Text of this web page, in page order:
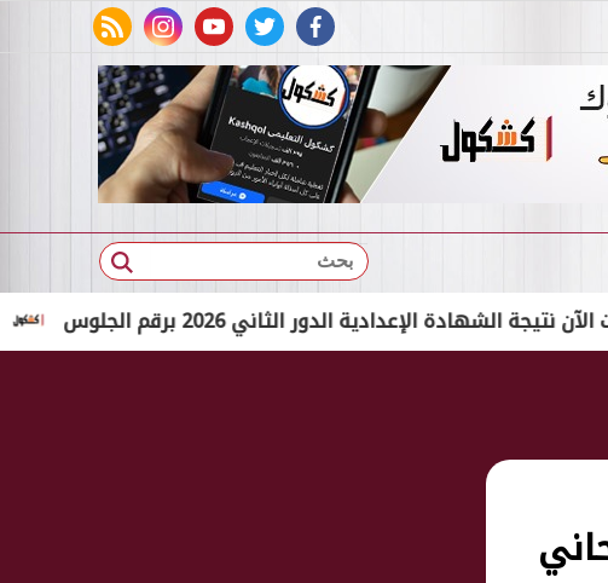
facebook
twitter
youtube
instagram
rss feed
بحث
بالاسم الإعدادية الدور الثاني 2026 برقم الجلوس